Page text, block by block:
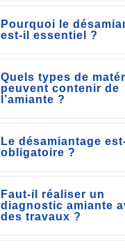
Pourquoi le
est-il essentiel ?
Quels types de
peuvent contenir de
l’amiante ?
Le désamiantage
obligatoire ?
Faut-il réaliser un
diagnostic amiante
des travaux ?